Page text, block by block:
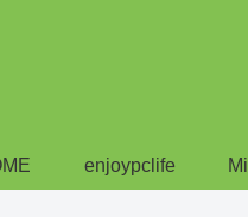
enjoypclife